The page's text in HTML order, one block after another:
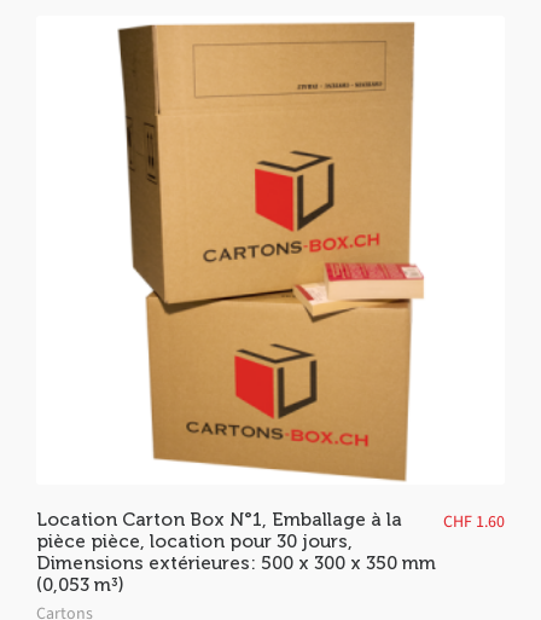
Location Carton Box N°1, Emballage à la
pièce pièce, location pour 30 jours,
Dimensions extérieures: 500 x 300 x 350 mm
(0,053 m³)
Cartons
CHF 1.60